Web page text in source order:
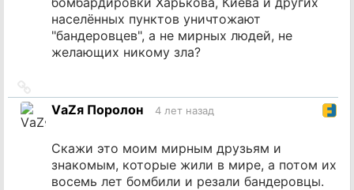
населённых пунктов уничтожают
"бандеровцев", а не мирных людей, не
желающих никому зла?
на
источник
VаZя Поролон 4 лет назад
Скажи это моим мирным друзьям и
знакомым, которые жили в мире, а потом их
восемь лет бомбили и резали бандеровцы.